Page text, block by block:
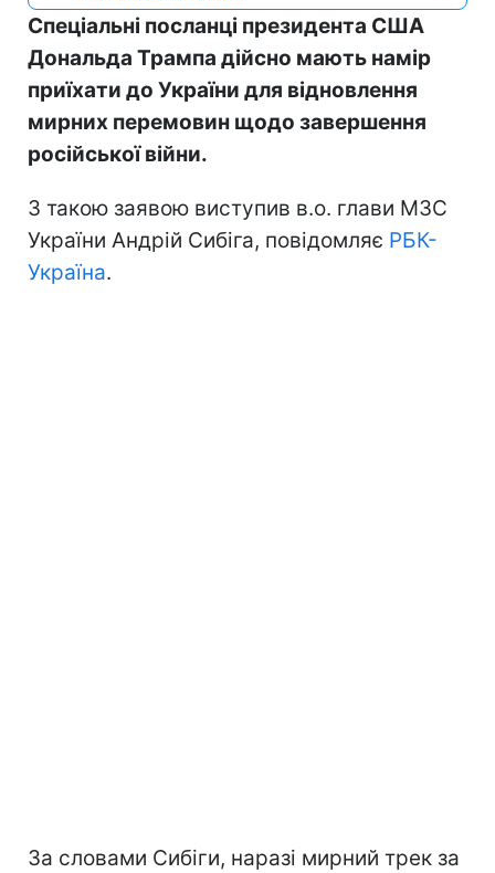
Спеціальні посланці президента США
Дональда Трампа дійсно мають намір
приїхати до України для відновлення
мирних перемовин щодо завершення
російської війни.
З такою заявою виступив в.о. глави МЗС
України Андрій Сибіга, повідомляє РБК-
Україна.
За словами Сибіги, наразі мирний трек за